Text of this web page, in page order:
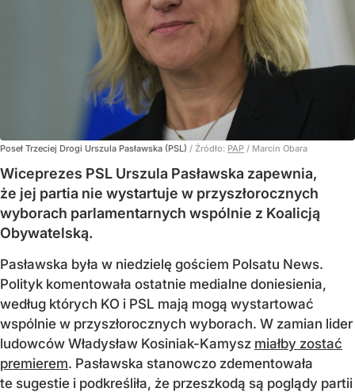
Poseł Trzeciej Drogi Urszula Pasławska (PSL) / Źródło: PAP / Marcin Obara
Wiceprezes PSL Urszula Pasławska zapewnia,
że jej partia nie wystartuje w przyszłorocznych
wyborach parlamentarnych wspólnie z Koalicją
Obywatelską.
Pasławska była w niedzielę gościem Polsatu News.
Polityk komentowała ostatnie medialne doniesienia,
według których KO i PSL mają mogą wystartować
wspólnie w przyszłorocznych wyborach. W zamian lider
ludowców Władysław Kosiniak-Kamysz miałby zostać
premierem. Pasławska stanowczo zdementowała
te sugestie i podkreśliła, że przeszkodą są poglądy partii